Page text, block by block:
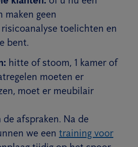
geen
toelichten en
bent.
hitte of stoom, 1 kamer of
moeten er
moet er meubilair
afspraken. Na de
we een training voor